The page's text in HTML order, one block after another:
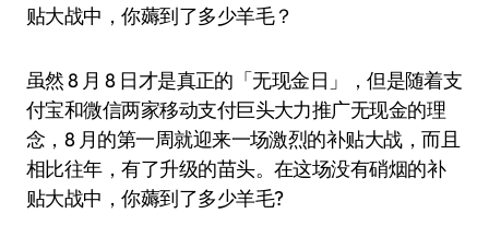
贴大战中，你薅到了多少羊毛？
虽然 8 月 8 日才是真正的「无现金日」，但是随着支
付宝和微信两家移动支付巨头大力推广无现金的理
念，8 月的第一周就迎来一场激烈的补贴大战，而且
相比往年，有了升级的苗头。在这场没有硝烟的补
贴大战中，你薅到了多少羊毛?